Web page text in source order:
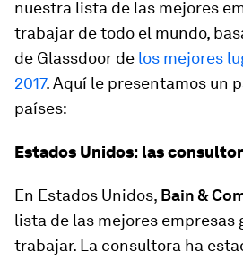
nuestra lista de las mejores
trabajar de todo el mundo,
de Glassdoor de los mejores
2017. Aquí le presentamos un
países:
Estados Unidos: las
En Estados Unidos, Bain &
lista de las mejores empresas
trabajar. La consultora ha